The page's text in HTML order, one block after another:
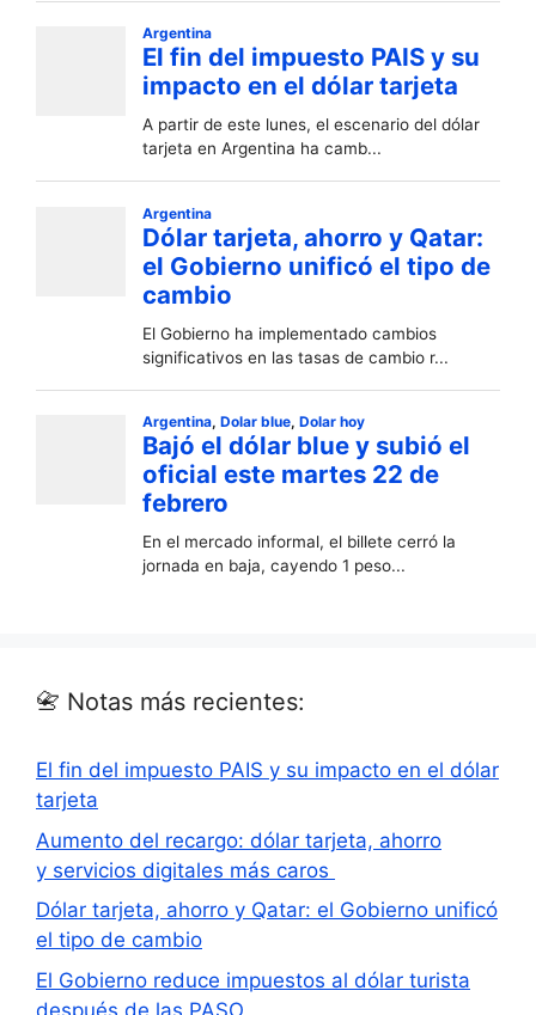
📇 Notas más recientes:
El fin del impuesto PAIS y su impacto en el dólar
tarjeta
Aumento del recargo: dólar tarjeta, ahorro
y servicios digitales más caros
Dólar tarjeta, ahorro y Qatar: el Gobierno unificó
el tipo de cambio
El Gobierno reduce impuestos al dólar turista
después de las PASO